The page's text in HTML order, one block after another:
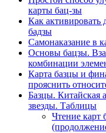
карты бац-зы
Как активировать
бадзы
Самонаказание в
Основы бацзы.
комбинации
Карта базцы и
прояснить
Базцы. Китайская
звезды. Таблицы
Чтение карт